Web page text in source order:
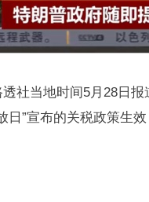
社当地时间5月 28 日
日”宣布的关税政策生